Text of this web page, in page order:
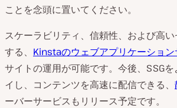
ことを念頭に置いてください。
スケーラビリティ、信頼性、および高
する、 Kinstaのウェブアプリケーション
サイトの運用が可能です。今後、SSG
イし、コンテンツを高速に配信できる、
ーバーサービスもリリース予定です。